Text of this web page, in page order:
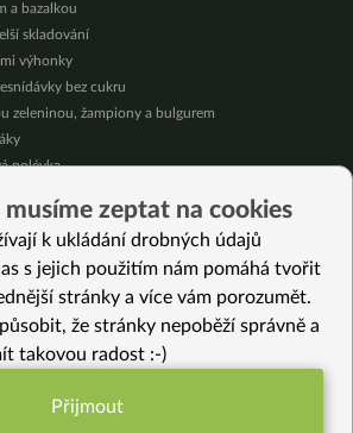
a bazalkou
skladování
výhonky
bez cukru
zeleninou, žampiony a bulgurem
polévka
bylinkami
rybízem
s batátovo-čokoládovým krémem
musíme zeptat na cookies
k ukládání drobných údajů
s jejich použitím nám pomáhá tvořit
stránky a více vám porozumět.
že stránky nepoběží správně a
takovou radost :-)
potřebujeme (vždy
Přijmout